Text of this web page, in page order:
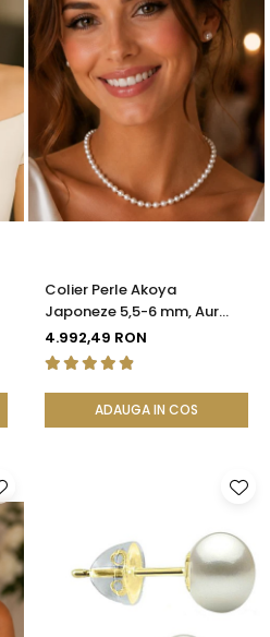
Colier Perle Akoya
Japoneze 5,5-6 mm, Aur
Galben 14K cu Închizătoare
Filigranată | KASKADDA®
4.992,49 RON
ADAUGA IN COS